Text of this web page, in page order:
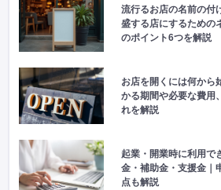
流行るお店の名前の付
盛する店にするための
のポイント6つを解説
お店を開くには何から
かる期間や必要な費用
れを解説
起業・開業時に利用で
金・補助金・支援金｜
点も解説